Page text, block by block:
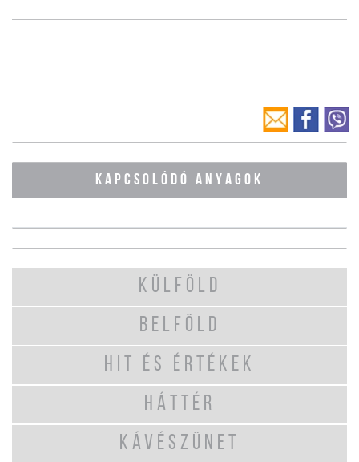
KAPCSOLÓDÓ ANYAGOK
KÜLFÖLD
BELFÖLD
HIT ÉS ÉRTÉKEK
HÁTTÉR
KÁVÉSZÜNET